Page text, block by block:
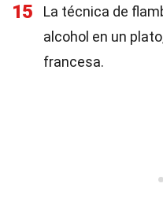
15
La técnica de
alcohol en un
francesa.